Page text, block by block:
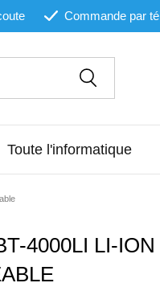
Commande par
Toute l'informatique
4000LI LI-